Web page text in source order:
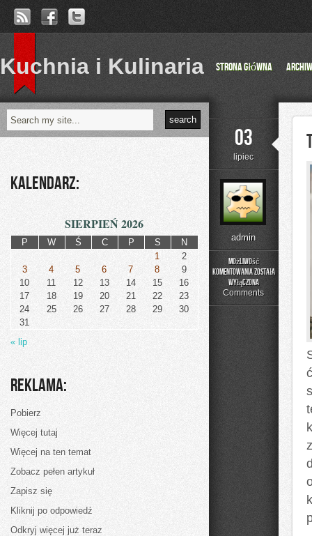
Kuchnia i Kulinaria Strona główna
03
lipiec
admin
Możliwość
komentowania
Trening
domu
została
wyłączona
Comments
Kalendarz:
SIERPIEŃ 2026
P W Ś C P S
N
1
2
3
4 5 6 7 8
9
10
11 12 13 14 15
16
17
18 19 20 21 22
23
24
25 26 27 28 29
30
31
« lip
Reklama:
Pobierz
Więcej tutaj
Więcej na ten temat
Zobacz pełen artykuł
Zapisz się
Kliknij po odpowiedź
Odkryj więcej już teraz